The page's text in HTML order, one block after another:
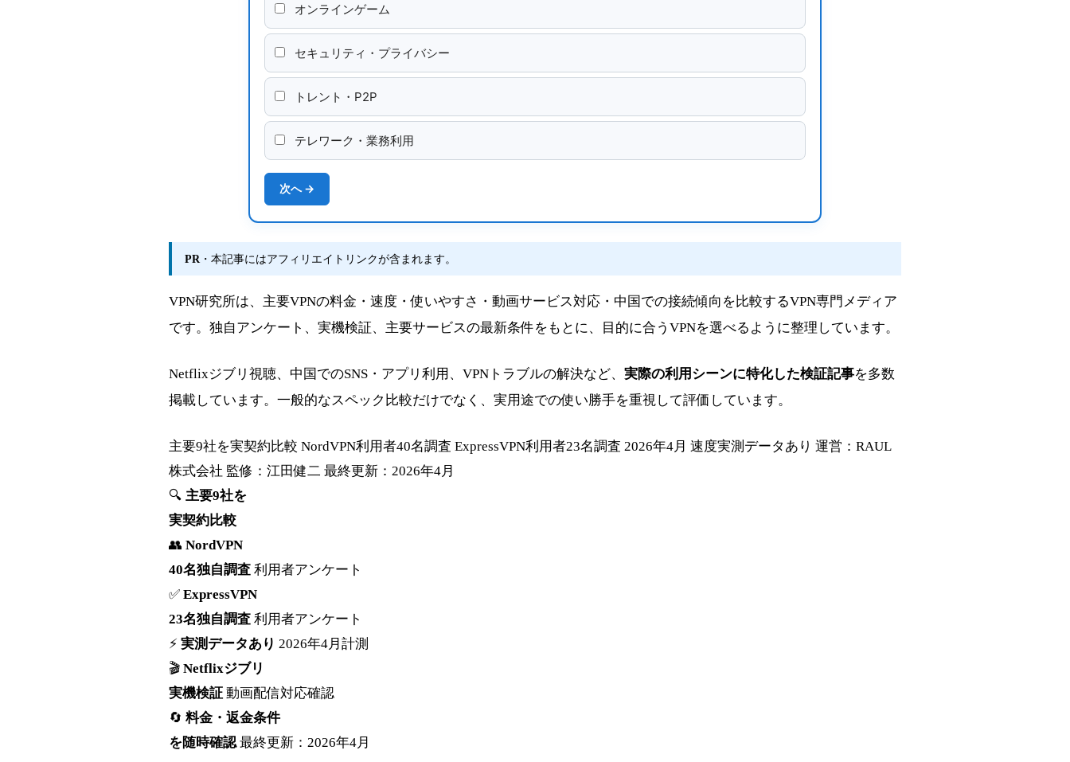
オンラインゲーム
セキュリティ・プライバシー
トレント・P2P
テレワーク・業務利用
次へ →
PR ・本記事にはアフィリエイトリンクが含まれます。
VPN研究所は、主要VPNの料金・速度・使いやすさ・動画サービス対応・中国での接続傾向を比較するVPN専門メディア
です。独自アンケート、実機検証、主要サービスの最新条件をもとに、目的に合うVPNを選べるように整理しています。
Netflixジブリ視聴、中国でのSNS・アプリ利用、VPNトラブルの解決など、 実際の利用シーンに特化した検証記事を多数
掲載しています。一般的なスペック比較だけでなく、実用途での使い勝手を重視して評価しています。
主要9社を実契約比較 NordVPN利用者40名調査 ExpressVPN利用者23名調査 2026年4月 速度実測データあり 運営：RAUL
株式会社 監修：江田健二 最終更新：2026年4月
🔍 主要9社を
実契約比較
👥 NordVPN
40名独自調査 利用者アンケート
✅ ExpressVPN
23名独自調査 利用者アンケート
⚡ 実測データあり 2026年4月計測
🎬 Netflixジブリ
実機検証 動画配信対応確認
🔄 料金・返金条件
を随時確認 最終更新：2026年4月